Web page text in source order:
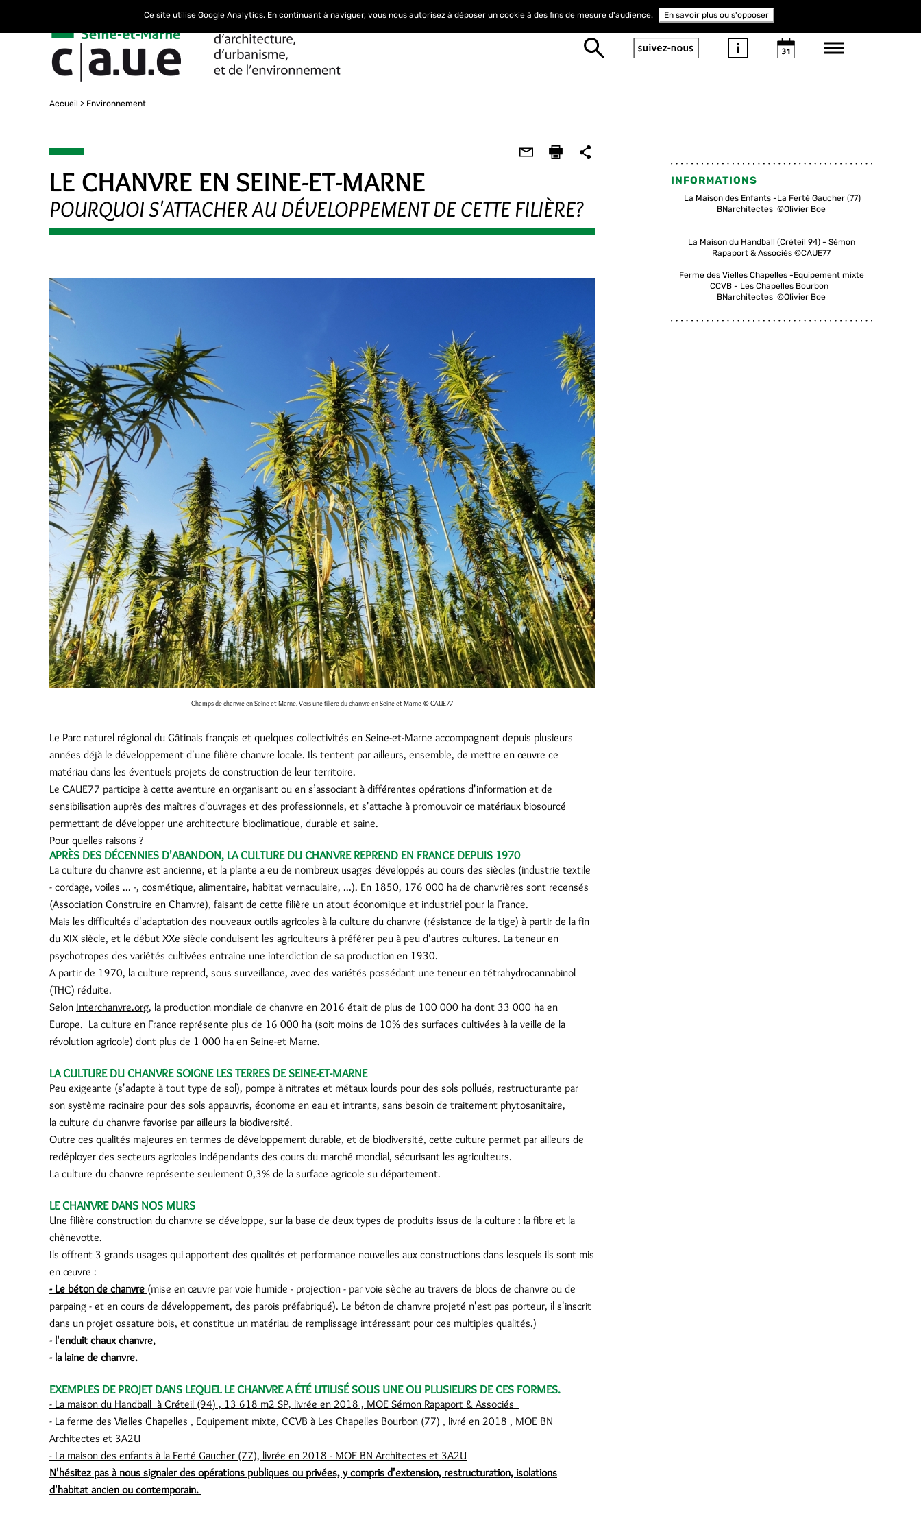
Accueil Environnement
LE CHANVRE EN SEINE-ET-MARNE
POURQUOI S'ATTACHER AU DÉVELOPPEMENT DE CETTE FILIÈRE?
Champs de chanvre en Seine-et-Marne. Vers une filière du chanvre en Seine-et-Marne © CAUE77
Le Parc naturel régional du Gâtinais français et quelques collectivités en Seine-et-Marne accompagnent depuis plusieurs
années déjà le développement d'une filière chanvre locale. Ils tentent par ailleurs, ensemble, de mettre en œuvre ce
matériau dans les éventuels projets de construction de leur territoire.
Le CAUE77 participe à cette aventure en organisant ou en s’associant à différentes opérations d'information et de
sensibilisation auprès des maîtres d'ouvrages et des professionnels, et s'attache à promouvoir ce matériaux biosourcé
permettant de développer une architecture bioclimatique, durable et saine.
Pour quelles raisons ?
APRÈS DES DÉCENNIES D'ABANDON, LA CULTURE DU CHANVRE REPREND EN FRANCE DEPUIS 1970
La culture du chanvre est ancienne, et la plante a eu de nombreux usages développés au cours des siècles (industrie textile
- cordage, voiles ... -, cosmétique, alimentaire, habitat vernaculaire, ...). En 1850, 176 000 ha de chanvrières sont recensés
(Association Construire en Chanvre), faisant de cette filière un atout économique et industriel pour la France.
Mais les difficultés d'adaptation des nouveaux outils agricoles à la culture du chanvre (résistance de la tige) à partir de la fin
du XIX siècle, et le début XXe siècle conduisent les agriculteurs à préférer peu à peu d'autres cultures. La teneur en
psychotropes des variétés cultivées entraine une interdiction de sa production en 1930.
A partir de 1970, la culture reprend, sous surveillance, avec des variétés possédant une teneur en tétrahydrocannabinol
(THC) réduite.
Selon Interchanvre.org, la production mondiale de chanvre en 2016 était de plus de 100 000 ha dont 33 000 ha en
Europe. La culture en France représente plus de 16 000 ha (soit moins de 10% des surfaces cultivées à la veille de la
révolution agricole) dont plus de 1 000 ha en Seine-et Marne.
LA CULTURE DU CHANVRE SOIGNE LES TERRES DE SEINE-ET-MARNE
Peu exigeante (s'adapte à tout type de sol), pompe à nitrates et métaux lourds pour des sols pollués, restructurante par
son système racinaire pour des sols appauvris, économe en eau et intrants, sans besoin de traitement phytosanitaire,
la culture du chanvre favorise par ailleurs la biodiversité.
Outre ces qualités majeures en termes de développement durable, et de biodiversité, cette culture permet par ailleurs de
redéployer des secteurs agricoles indépendants des cours du marché mondial, sécurisant les agriculteurs.
La culture du chanvre représente seulement 0,3% de la surface agricole su département.
LE CHANVRE DANS NOS MURS
Une filière construction du chanvre se développe, sur la base de deux types de produits issus de la culture : la fibre et la
chènevotte.
Ils offrent 3 grands usages qui apportent des qualités et performance nouvelles aux constructions dans lesquels ils sont mis
en œuvre :
- Le béton de chanvre (mise en œuvre par voie humide - projection - par voie sèche au travers de blocs de chanvre ou de
parpaing - et en cours de développement, des parois préfabriqué). Le béton de chanvre projeté n'est pas porteur, il s'inscrit
dans un projet ossature bois, et constitue un matériau de remplissage intéressant pour ces multiples qualités.)
- l'enduit chaux chanvre,
- la laine de chanvre.
EXEMPLES DE PROJET DANS LEQUEL LE CHANVRE A ÉTÉ UTILISÉ SOUS UNE OU PLUSIEURS DE CES FORMES.
- La maison du Handball à Créteil (94) , 13 618 m2 SP, livrée en 2018 , MOE Sémon Rapaport & Associés
- La ferme des Vielles Chapelles , Equipement mixte, CCVB à Les Chapelles Bourbon (77) , livré en 2018 , MOE BN
Architectes et 3A2U
- La maison des enfants à la Ferté Gaucher (77), livrée en 2018 - MOE BN Architectes et 3A2U
N'hésitez pas à nous signaler des opérations publiques ou privées, y compris d'extension, restructuration, isolations
d'habitat ancien ou contemporain.
INFORMATIONS
La Maison des Enfants -La Ferté Gaucher (77)
BNarchitectes ©Olivier Boe
La Maison du Handball (Créteil 94) - Sémon
Rapaport & Associés ©CAUE77
Ferme des Vielles Chapelles -Equipement mixte
CCVB - Les Chapelles Bourbon
BNarchitectes ©Olivier Boe
Ce site utilise Google Analytics. En continuant à naviguer, vous nous autorisez à déposer un cookie à des fins de mesure d'audience. En savoir plus ou s'opposer